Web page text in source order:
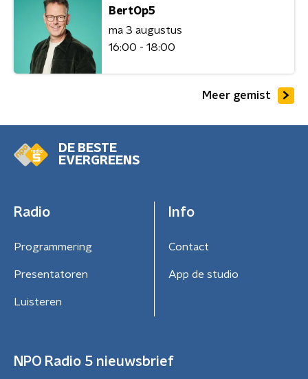
BertOp5
ma 3 augustus
16:00 - 18:00
Meer gemist
DE BESTE
EVERGREENS
Radio
Programmering
Presentatoren
Luisteren
Info
Contact
App de studio
NPO Radio 5 nieuwsbrief